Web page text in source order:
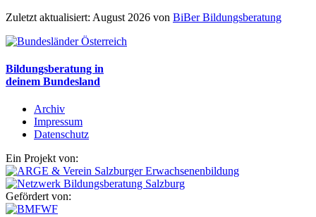
Zuletzt aktualisiert: August 2026 von BiBer Bildungsberatung
Bildungsberatung in
deinem Bundesland
Archiv
Impressum
Datenschutz
Ein Projekt von:
Gefördert von: